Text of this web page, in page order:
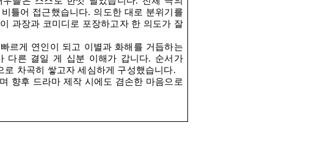
틀어 접근했습니다. 의도한 대로 분위기를
과장과 코미디로 포장하고자 한 의도가 잘
빠르게 연인이 되고 이별과 화해를 거듭하는
다른 결일 게 십분 이해가 갑니다. 순서가
차곡히 쌓고자 세심하게 구성했습니다.
향후 드라마 제작 시에도 겸손한 마음으로